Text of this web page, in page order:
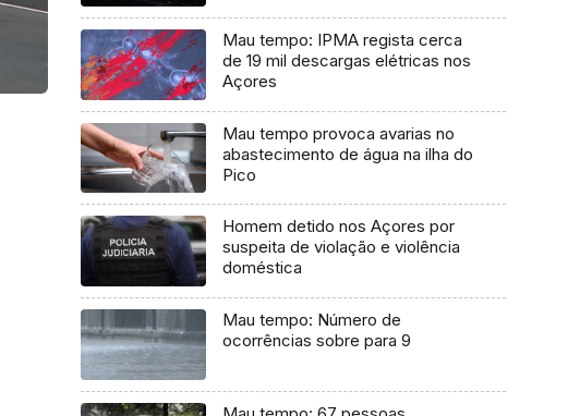
Mau tempo: IPMA regista cerca
de 19 mil descargas elétricas nos
Açores
Mau tempo provoca avarias no
abastecimento de água na ilha do
Pico
Homem detido nos Açores por
suspeita de violação e violência
doméstica
Mau tempo: Número de
ocorrências sobre para 9